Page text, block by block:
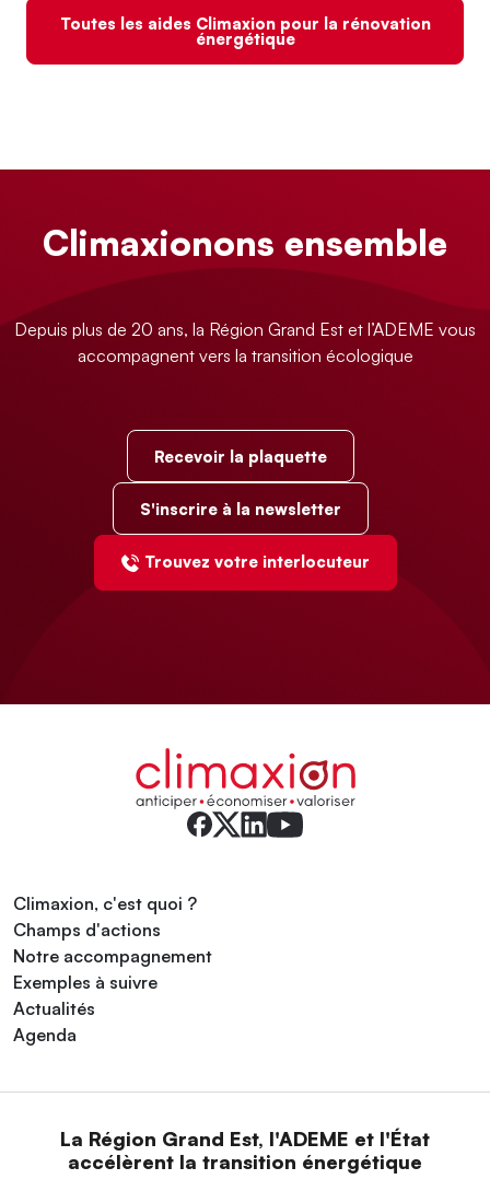
Toutes les aides Climaxion pour la rénovation
énergétique
Climaxionons ensemble
Depuis plus de 20 ans, la Région Grand Est et l’ADEME vous
accompagnent vers la transition écologique
Recevoir la plaquette
S'inscrire à la newsletter
Trouvez votre interlocuteur
Climaxion, c'est quoi ?
Champs d'actions
Notre accompagnement
Exemples à suivre
Actualités
Agenda
La Région Grand Est, l'ADEME et l'État
accélèrent la transition énergétique